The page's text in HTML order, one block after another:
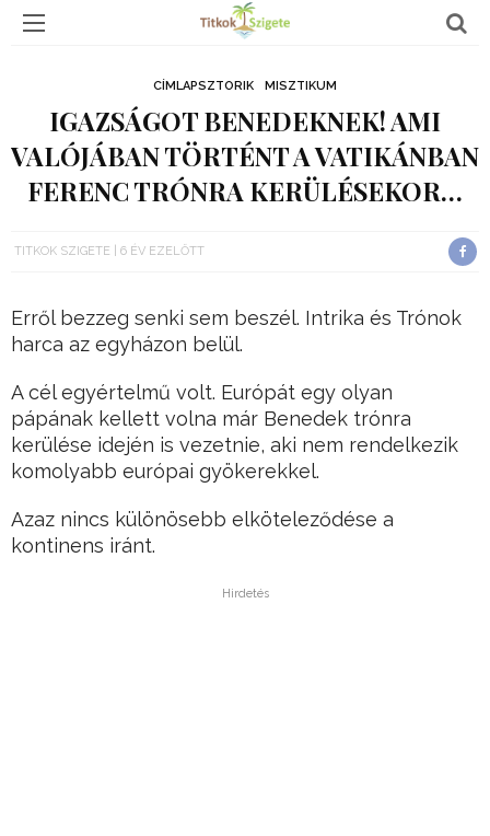
CÍMLAPSZTORIK MISZTIKUM
IGAZSÁGOT BENEDEKNEK! AMI
VALÓJÁBAN TÖRTÉNT A VATIKÁNBAN
FERENC TRÓNRA KERÜLÉSEKOR…
TITKOK SZIGETE 6 ÉV EZELŐTT
Erről bezzeg senki sem beszél. Intrika és Trónok
harca az egyházon belül.
A cél egyértelmű volt. Európát egy olyan
pápának kellett volna már Benedek trónra
kerülése idején is vezetnie, aki nem rendelkezik
komolyabb európai gyökerekkel.
Azaz nincs különösebb elköteleződése a
kontinens iránt.
Hirdetés